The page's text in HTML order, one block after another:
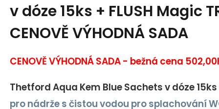
v dóze 15ks + FLUSH Magic
CENOVĚ VÝHODNÁ SADA
CENOVĚ VÝHODNÁ SADA - bežná cena
Thetford Aqua Kem Blue Sachets v dóze
pro nádrže s čistou vodou pro splachování